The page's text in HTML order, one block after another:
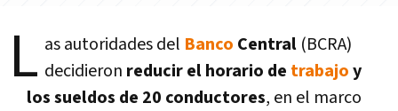
L as autoridades del Banco Central (BCRA)
decidieron reducir el horario de trabajoy
los sueldos de 20 conductores, en el marco